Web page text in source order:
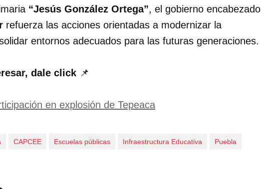
“Jesús González Ortega”, el gobierno encabezado
refuerza las acciones orientadas a modernizar la
entornos adecuados para las futuras generaciones.
dale click 📌
en explosión de Tepeaca
CAPCEE Escuelas públicas Infraestructura Educativa Puebla